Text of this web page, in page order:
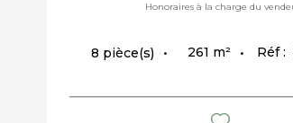
Honoraires à la charge du
8 pièce(s) 261 m² Réf :